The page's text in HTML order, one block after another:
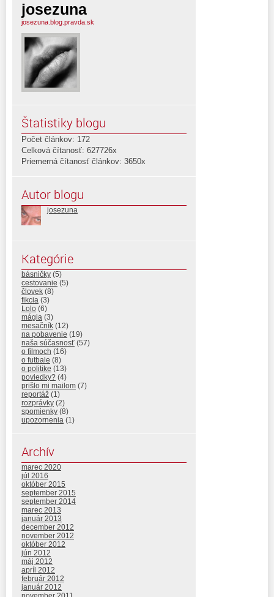
josezuna
josezuna.blog.pravda.sk
Štatistiky blogu
Počet článkov: 172
Celková čítanosť: 627726x
Priemerná čítanosť článkov: 3650x
Autor blogu
josezuna
Kategórie
básničky (5)
cestovanie (5)
človek (8)
fikcia (3)
Lolo (6)
mágia (3)
mesačník (12)
na pobavenie (19)
naša súčasnosť (57)
o filmoch (16)
o futbale (8)
o politike (13)
poviedky? (4)
prišlo mi mailom (7)
reportáž (1)
rozprávky (2)
spomienky (8)
upozornenia (1)
Archív
marec 2020
júl 2016
október 2015
september 2015
september 2014
marec 2013
január 2013
december 2012
november 2012
október 2012
jún 2012
máj 2012
apríl 2012
február 2012
január 2012